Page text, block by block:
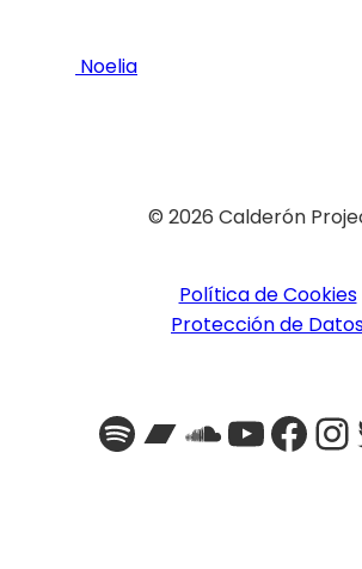
Noelia
© 2026 Calderón
Política de Cookies
Protección de
Spotify